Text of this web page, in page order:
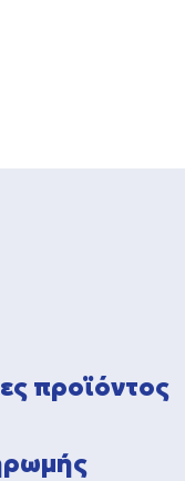
προϊόντος